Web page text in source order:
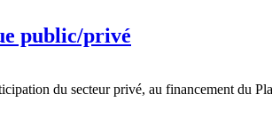
public/privé
du secteur privé, au financement du